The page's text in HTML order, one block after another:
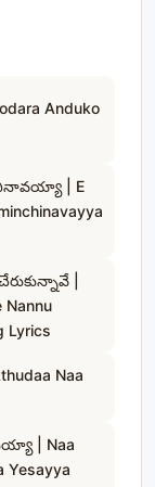
Anduko
| E
|
Nannu
Lyrics
Naa
| Naa
Yesayya